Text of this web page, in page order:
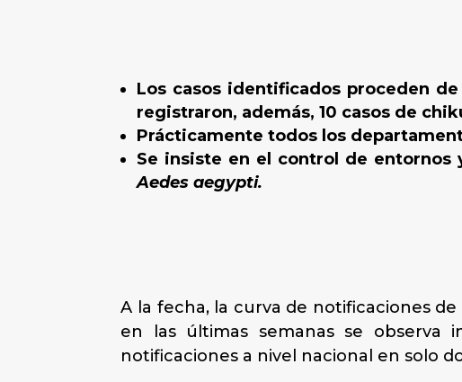
Los casos identificados proceden
registraron, además, 10 casos de
Prácticamente todos los
Se insiste en el control de entornos
Aedes aegypti.
A la fecha, la curva de notificaciones
en las últimas semanas se observa
notificaciones a nivel nacional en solo